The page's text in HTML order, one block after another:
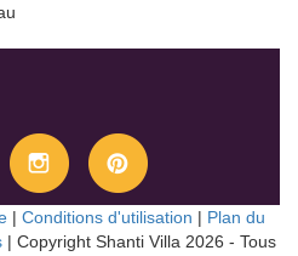
| Conditions d'utilisation | Plan du
| Copyright Shanti Villa 2026 - Tous